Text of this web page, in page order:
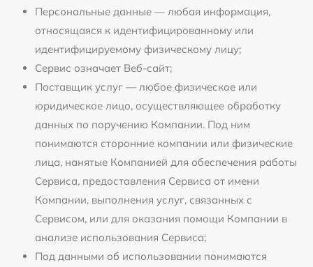
Персональные данные — любая информация,
относящаяся к идентифицированному или
идентифицируемому физическому лицу;
Сервис означает Веб-сайт;
Поставщик услуг — любое физическое или
юридическое лицо, осуществляющее обработку
данных по поручению Компании. Под ним
понимаются сторонние компании или физические
лица, нанятые Компанией для обеспечения работы
Сервиса, предоставления Сервиса от имени
Компании, выполнения услуг, связанных с
Сервисом, или для оказания помощи Компании в
анализе использования Сервиса;
Под данными об использовании понимаются